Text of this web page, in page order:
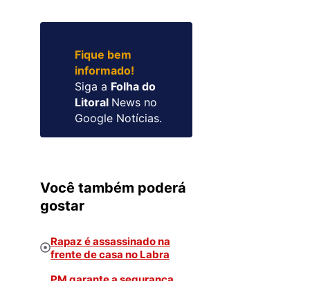
Fique bem
informado!
Siga a Folha do
Litoral News no
Google Notícias.
Você também poderá
gostar
Rapaz é assassinado na
frente de casa no Labra